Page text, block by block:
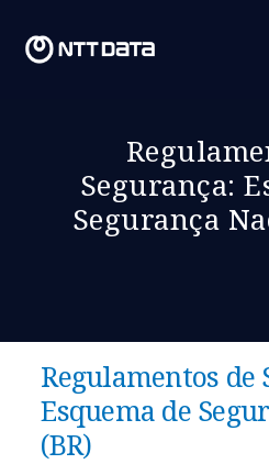
Segurança:
Segurança
Regulamentos de
Esquema de
(BR)